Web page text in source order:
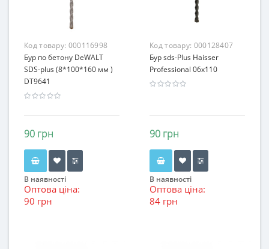
Код товару: 000116998
Бур по бетону DeWALT
SDS-plus (8*100*160 мм )
DT9641
90 грн
В наявності
Оптова ціна:
90 грн
Код товару: 000128407
Бур sds-Plus Haisser
Professional 06x110
90 грн
В наявності
Оптова ціна:
84 грн